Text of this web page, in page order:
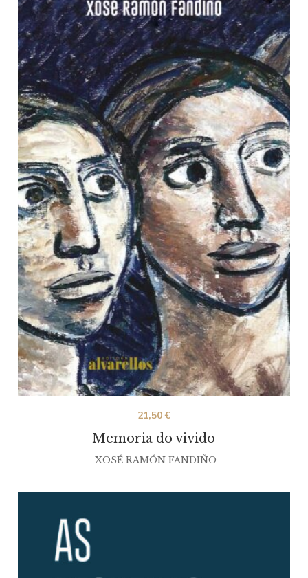
Memoria do vivido
21,50€
XOSÉ RAMÓN FANDIÑO